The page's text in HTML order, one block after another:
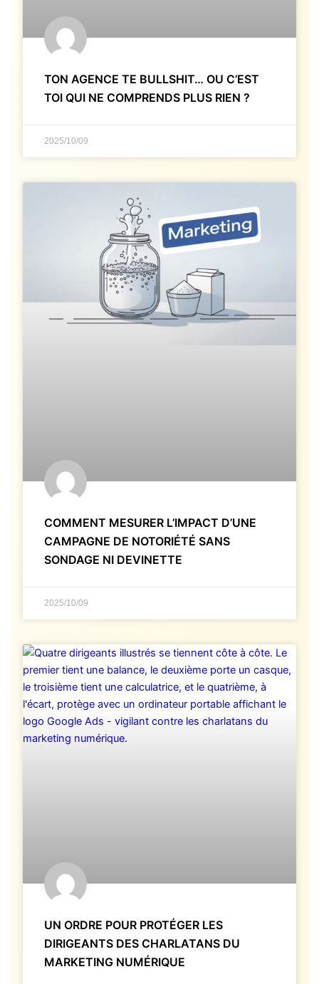
TON AGENCE TE BULLSHIT… OU C’EST
TOI QUI NE COMPRENDS PLUS RIEN ?
2025/10/09
COMMENT MESURER L’IMPACT D’UNE
CAMPAGNE DE NOTORIÉTÉ SANS
SONDAGE NI DEVINETTE
2025/10/09
UN ORDRE POUR PROTÉGER LES
DIRIGEANTS DES CHARLATANS DU
MARKETING NUMÉRIQUE